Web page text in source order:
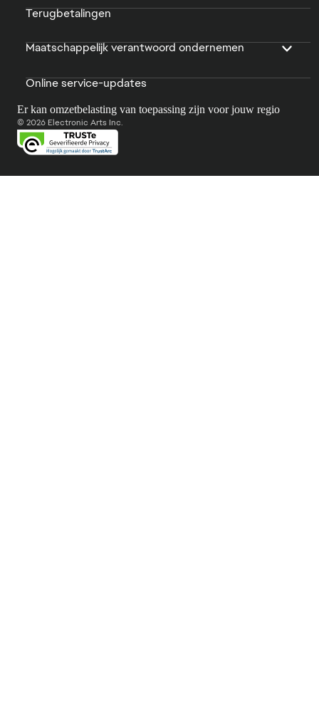
Terugbetalingen
Maatschappelijk verantwoord ondernemen
Online service-updates
Er kan omzetbelasting van toepassing zijn voor jouw regio
© 2026 Electronic Arts Inc.